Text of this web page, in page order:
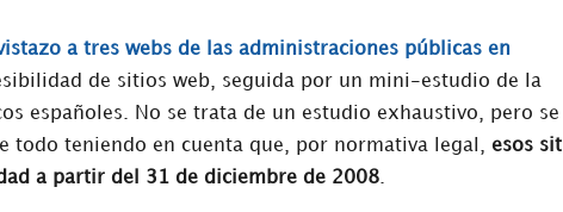
a tres webs de las administraciones públicas en
de sitios web, seguida por un mini-estudio de la
españoles. No se trata de un estudio exhaustivo, pero se
todo teniendo en cuenta que, por normativa legal, esos
a partir del 31 de diciembre de 2008